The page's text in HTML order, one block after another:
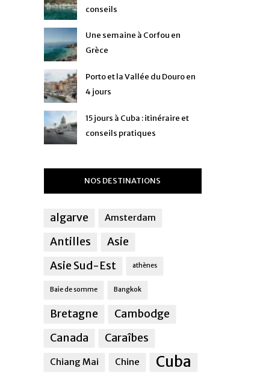
conseils
Une semaine à Corfou en
Grèce
Porto et la Vallée du Douro en
4 jours
15 jours à Cuba : itinéraire et
conseils pratiques
NOS DESTINATIONS
algarve Amsterdam
Antilles
Asie
Asie Sud-Est
athènes
Baie de somme Bangkok
Bretagne
Cambodge
Canada
Caraîbes
Chiang Mai Chine Cuba